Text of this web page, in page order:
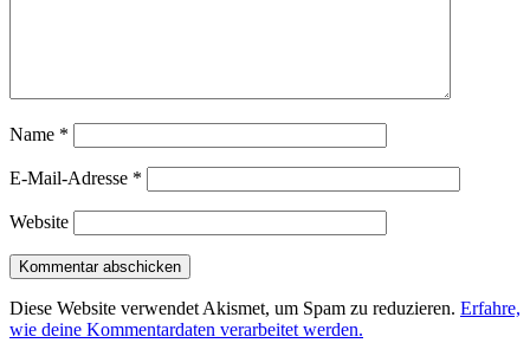
Name *
E-Mail-Adresse *
Website
Diese Website verwendet Akismet, um Spam zu reduzieren. Erfahre,
wie deine Kommentardaten verarbeitet werden.